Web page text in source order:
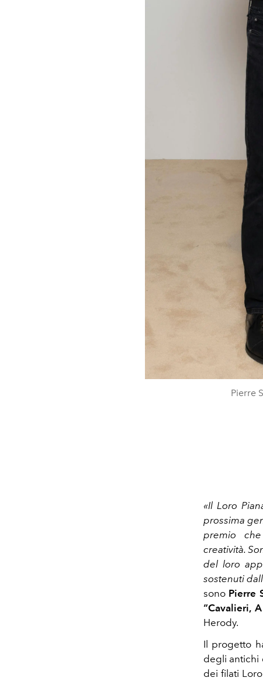
Pierre
«Il Loro
prossima
premio
creatività.
del loro
sostenuti
sono Pierre
“Cavalieri,
Herody.
Il progetto
degli antichi
dei filati